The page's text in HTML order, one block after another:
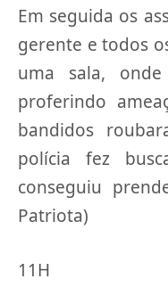
Em seguida os
gerente e todos
uma sala,
proferindo
bandidos
polícia fez
conseguiu
Patriota)
11H